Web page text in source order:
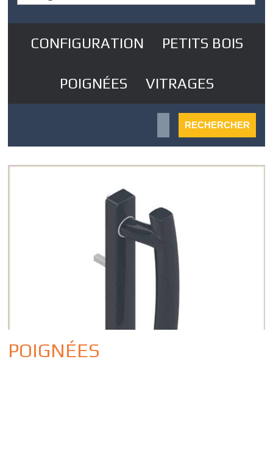
CONFIGURATION PETITS BOIS
POIGNÉES VITRAGES
POIGNÉES